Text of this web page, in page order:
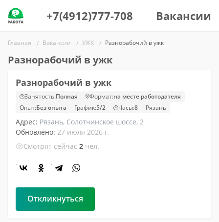
+7(4912)777-708 Вакансии
Главная Вакансии УЖК Разнорабочий в ужк
Разнорабочий в ужк
Разнорабочий в ужк
Занятость:Полная Формат:на месте работодателя
Опыт:Без опыта График:5/2 Часы:8 Рязань
Адрес: Рязань, Солотчинское шоссе, 2
Обновлено: 27 июля 2026 г.
Смотрят сейчас 2 чел.
Откликнуться